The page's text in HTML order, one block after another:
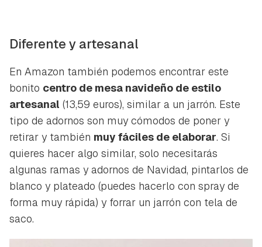
Diferente y artesanal
En Amazon también podemos encontrar este
bonito centro de mesa navideño de estilo
artesanal (13,59 euros), similar a un jarrón. Este
tipo de adornos son muy cómodos de poner y
retirar y también muy fáciles de elaborar. Si
quieres hacer algo similar, solo necesitarás
algunas ramas y adornos de Navidad, pintarlos de
blanco y plateado (puedes hacerlo con spray de
forma muy rápida) y forrar un jarrón con tela de
saco.